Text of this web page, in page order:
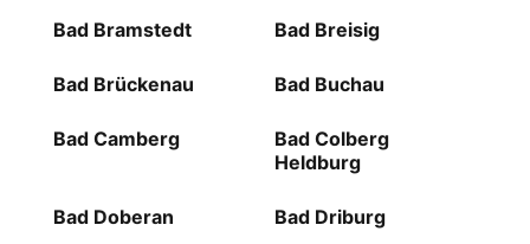
Bad Bramstedt Bad Breisig
Bad Brückenau Bad Buchau
Bad Camberg
Bad Colberg
Heldburg
Bad Doberan Bad Driburg